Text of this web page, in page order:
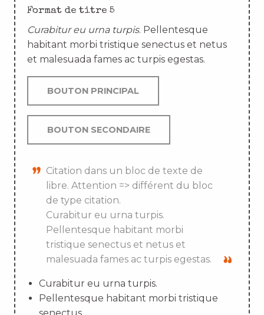
Format de titre 5
Curabitur eu urna turpis. Pellentesque
habitant morbi tristique senectus et netus
et malesuada fames ac turpis egestas.
BOUTON PRINCIPAL
BOUTON SECONDAIRE
Citation dans un bloc de texte de
libre. Attention => différent du bloc
de type citation.
Curabitur eu urna turpis.
Pellentesque habitant morbi
tristique senectus et netus et
malesuada fames ac turpis egestas.
Curabitur eu urna turpis.
Pellentesque habitant morbi tristique